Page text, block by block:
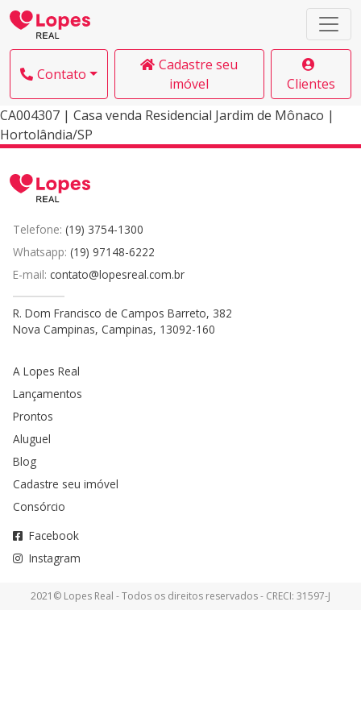
Contato
Cadastre seu
imóvel
Clientes
CA004307 | Casa venda Residencial Jardim de Mônaco |
Hortolândia/SP
Telefone: (19) 3754-1300
Whatsapp: (19) 97148-6222
E-mail: contato@lopesreal.com.br
R. Dom Francisco de Campos Barreto, 382
Nova Campinas, Campinas, 13092-160
A Lopes Real
Lançamentos
Prontos
Aluguel
Blog
Cadastre seu imóvel
Consórcio
Facebook
Instagram
2021© Lopes Real - Todos os direitos reservados - CRECI: 31597-J